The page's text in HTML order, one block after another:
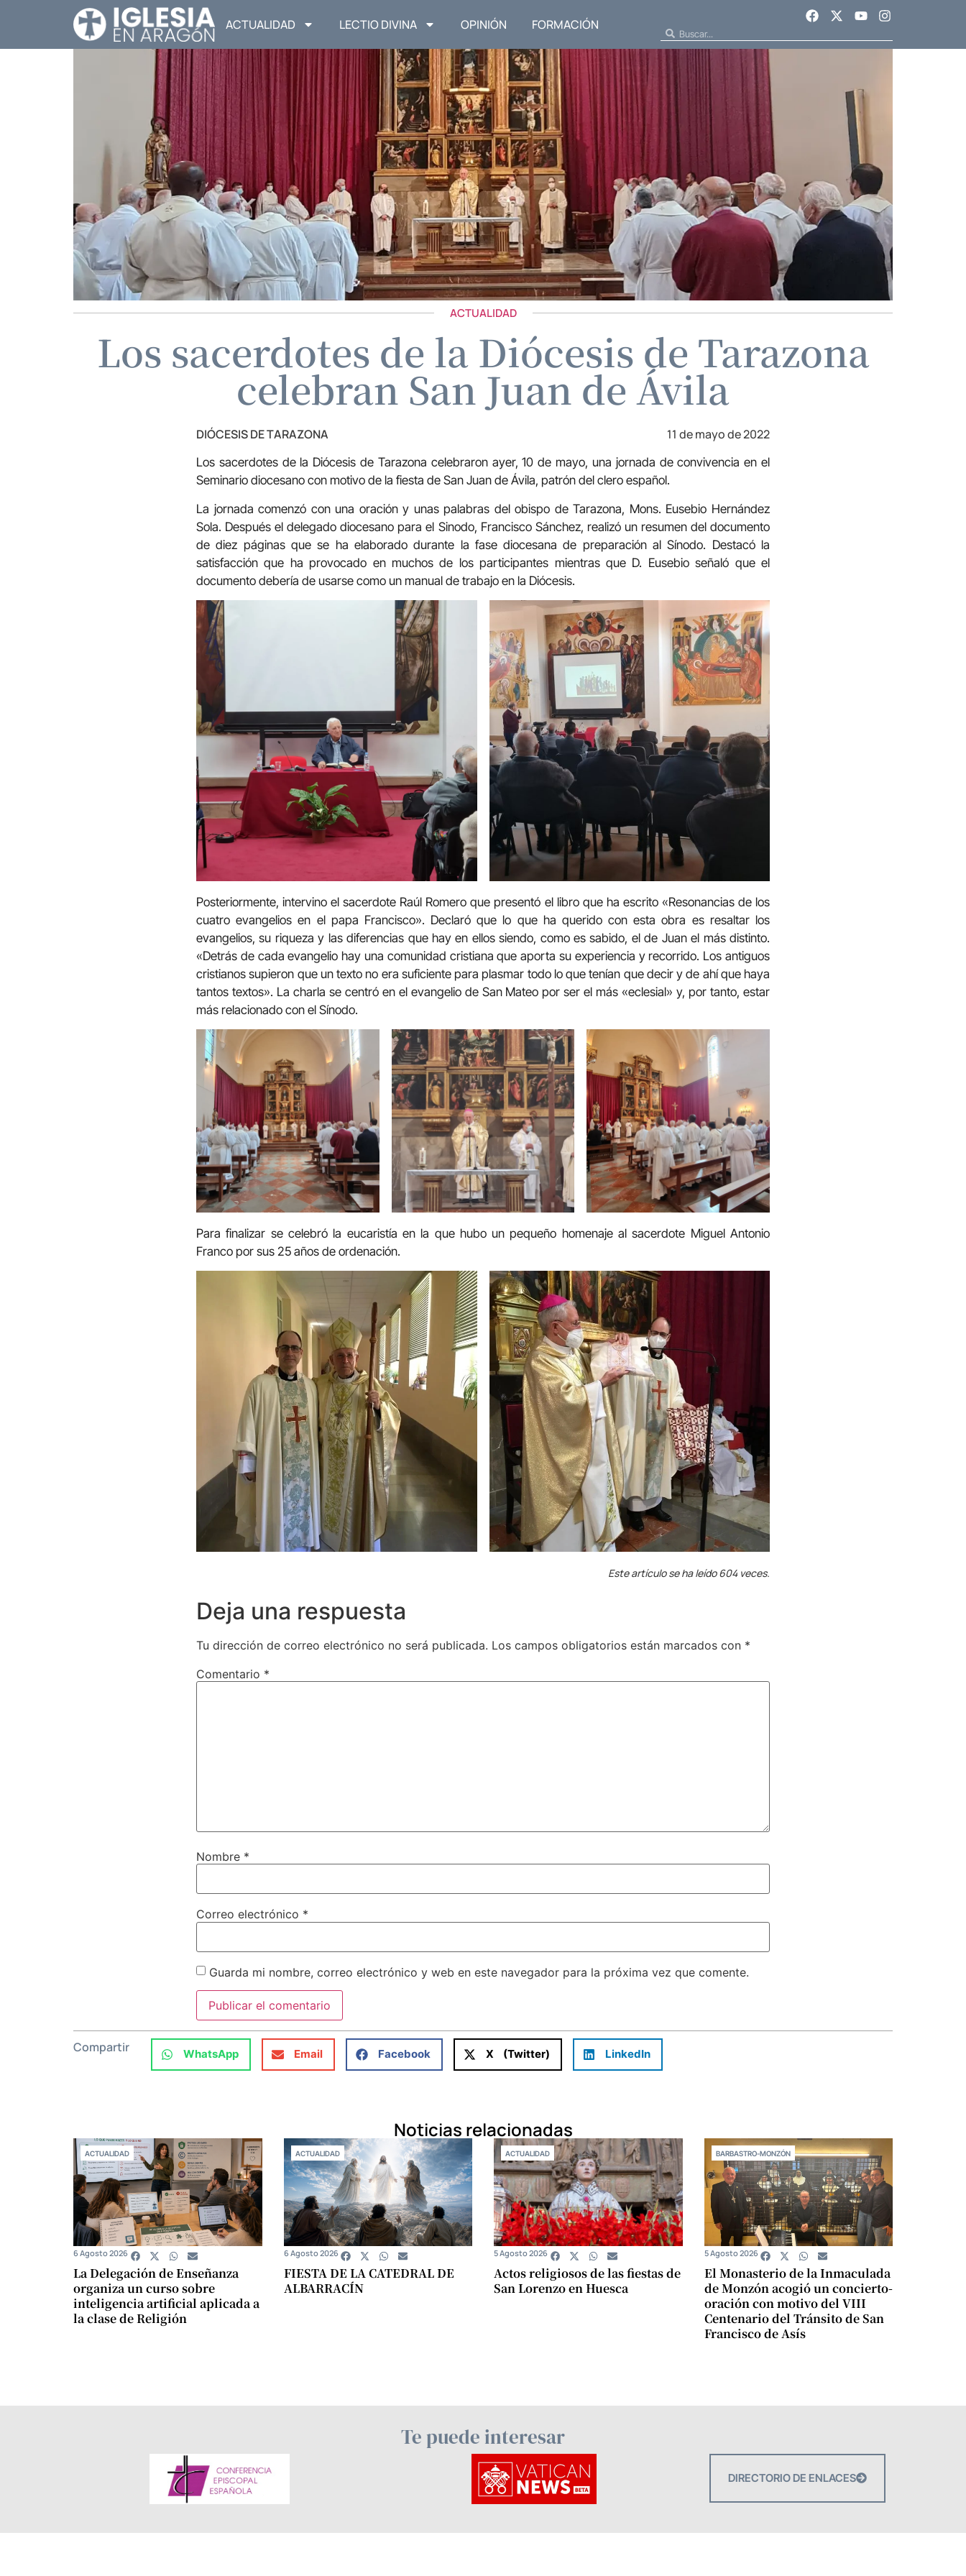
ACTUALIDAD LECTIO DIVINA OPINIÓN FORMACIÓN
ACTUALIDAD
Los sacerdotes de la Diócesis de Tarazona
celebran San Juan de Ávila
DIÓCESIS DE TARAZONA 11 de mayo de 2022
Los sacerdotes de la Diócesis de Tarazona celebraron ayer, 10 de mayo, una jornada de convivencia en el
Seminario diocesano con motivo de la fiesta de San Juan de Ávila, patrón del clero español.
La jornada comenzó con una oración y unas palabras del obispo de Tarazona, Mons. Eusebio Hernández
Sola. Después el delegado diocesano para el Sinodo, Francisco Sánchez, realizó un resumen del documento
de diez páginas que se ha elaborado durante la fase diocesana de preparación al Sínodo. Destacó la
satisfacción que ha provocado en muchos de los participantes mientras que D. Eusebio señaló que el
documento debería de usarse como un manual de trabajo en la Diócesis.
Posteriormente, intervino el sacerdote Raúl Romero que presentó el libro que ha escrito «Resonancias de los
cuatro evangelios en el papa Francisco». Declaró que lo que ha querido con esta obra es resaltar los
evangelios, su riqueza y las diferencias que hay en ellos siendo, como es sabido, el de Juan el más distinto.
«Detrás de cada evangelio hay una comunidad cristiana que aporta su experiencia y recorrido. Los antiguos
cristianos supieron que un texto no era suficiente para plasmar todo lo que tenían que decir y de ahí que haya
tantos textos». La charla se centró en el evangelio de San Mateo por ser el más «eclesial» y, por tanto, estar
más relacionado con el Sínodo.
Para finalizar se celebró la eucaristía en la que hubo un pequeño homenaje al sacerdote Miguel Antonio
Franco por sus 25 años de ordenación.
Este artículo se ha leído 604 veces.
Deja una respuesta
Tu dirección de correo electrónico no será publicada. Los campos obligatorios están marcados con *
Comentario *
Nombre *
Correo electrónico *
Guarda mi nombre, correo electrónico y web en este navegador para la próxima vez que comente.
Compartir WhatsApp Email Facebook X (Twitter) LinkedIn
Noticias relacionadas
ACTUALIDAD
La Delegación de Enseñanza
organiza un curso sobre
inteligencia artificial aplicada a
la clase de Religión
6 Agosto 2026
ACTUALIDAD
FIESTA DE LA CATEDRAL DE
ALBARRACÍN
6 Agosto 2026
ACTUALIDAD
Actos religiosos de las fiestas de
San Lorenzo en Huesca
5 Agosto 2026
BARBASTRO-MONZÓN
El Monasterio de la Inmaculada
de Monzón acogió un concierto-
oración con motivo del VIII
Centenario del Tránsito de San
Francisco de Asís
5 Agosto 2026
Te puede interesar
DIRECTORIO DE ENLACES